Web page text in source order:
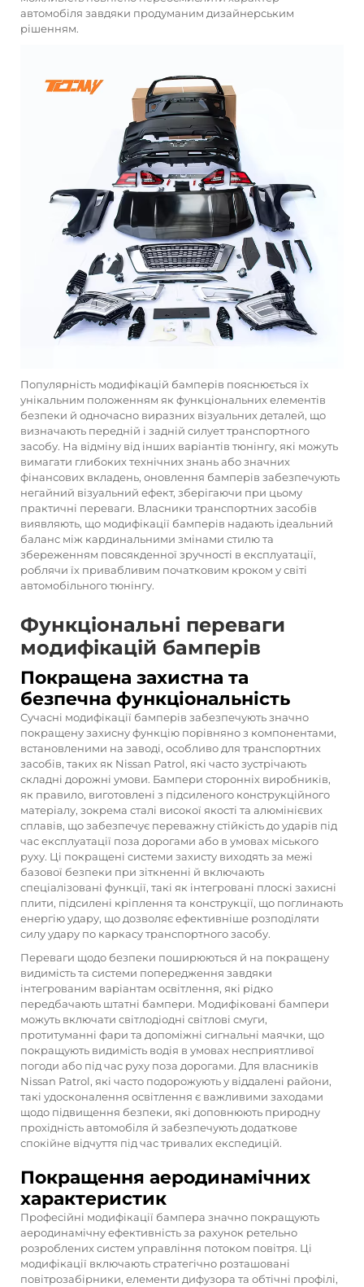
автомобіля завдяки продуманим дизайнерським
рішенням.
Популярність модифікацій бамперів пояснюється їх
унікальним положенням як функціональних елементів
безпеки й одночасно виразних візуальних деталей, що
визначають передній і задній силует транспортного
засобу. На відміну від інших варіантів тюнінгу, які можуть
вимагати глибоких технічних знань або значних
фінансових вкладень, оновлення бамперів забезпечують
негайний візуальний ефект, зберігаючи при цьому
практичні переваги. Власники транспортних засобів
виявляють, що модифікації бамперів надають ідеальний
баланс між кардинальними змінами стилю та
збереженням повсякденної зручності в експлуатації,
роблячи їх привабливим початковим кроком у світі
автомобільного тюнінгу.
Функціональні переваги
модифікацій бамперів
Покращена захистна та
безпечна функціональність
Сучасні модифікації бамперів забезпечують значно
покращену захисну функцію порівняно з компонентами,
встановленими на заводі, особливо для транспортних
засобів, таких як Nissan Patrol, які часто зустрічають
складні дорожні умови. Бампери сторонніх виробників,
як правило, виготовлені з підсиленого конструкційного
матеріалу, зокрема сталі високої якості та алюмінієвих
сплавів, що забезпечує переважну стійкість до ударів під
час експлуатації поза дорогами або в умовах міського
руху. Ці покращені системи захисту виходять за межі
базової безпеки при зіткненні й включають
спеціалізовані функції, такі як інтегровані плоскі захисні
плити, підсилені кріплення та конструкції, що поглинають
енергію удару, що дозволяє ефективніше розподіляти
силу удару по каркасу транспортного засобу.
Переваги щодо безпеки поширюються й на покращену
видимість та системи попередження завдяки
інтегрованим варіантам освітлення, які рідко
передбачають штатні бампери. Модифіковані бампери
можуть включати світлодіодні світлові смуги,
протитуманні фари та допоміжні сигнальні маячки, що
покращують видимість водія в умовах несприятливої
погоди або під час руху поза дорогами. Для власників
Nissan Patrol, які часто подорожують у віддалені райони,
такі удосконалення освітлення є важливими заходами
щодо підвищення безпеки, які доповнюють природну
прохідність автомобіля й забезпечують додаткове
спокійне відчуття під час тривалих експедицій.
Покращення аеродинамічних
характеристик
Професійні модифікації бампера значно покращують
аеродинамічну ефективність за рахунок ретельно
розроблених систем управління потоком повітря. Ці
модифікації включають стратегічно розташовані
повітрозабірники, елементи дифузора та обтічні профілі,